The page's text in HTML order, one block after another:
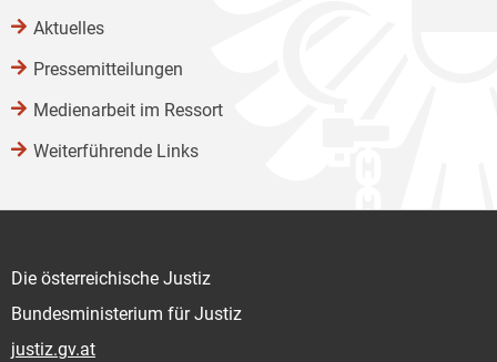
Aktuelles
Pressemitteilungen
Medienarbeit im Ressort
Weiterführende Links
Die österreichische Justiz
Bundesministerium für Justiz
justiz.gv.at